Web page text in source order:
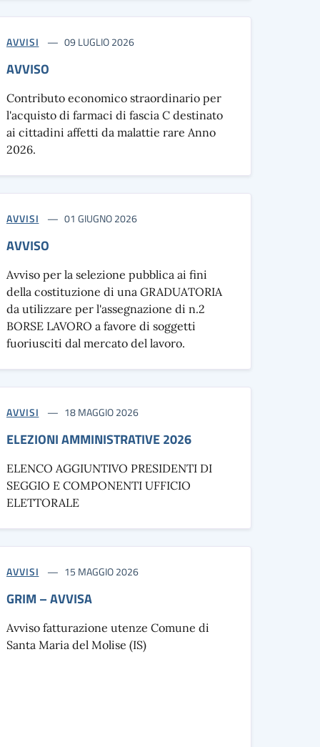
AVVISI 09 LUGLIO 2026
AVVISO
Contributo economico straordinario per
l'acquisto di farmaci di fascia C destinato
ai cittadini affetti da malattie rare Anno
2026.
AVVISI 01 GIUGNO 2026
AVVISO
Avviso per la selezione pubblica ai fini
della costituzione di una GRADUATORIA
da utilizzare per l'assegnazione di n.2
BORSE LAVORO a favore di soggetti
fuoriusciti dal mercato del lavoro.
AVVISI 18 MAGGIO 2026
ELEZIONI AMMINISTRATIVE 2026
ELENCO AGGIUNTIVO PRESIDENTI DI
SEGGIO E COMPONENTI UFFICIO
ELETTORALE
AVVISI 15 MAGGIO 2026
GRIM – AVVISA
Avviso fatturazione utenze Comune di
Santa Maria del Molise (IS)